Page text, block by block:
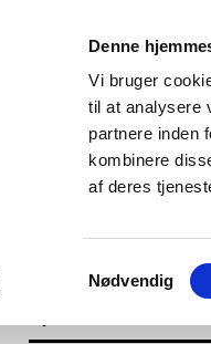
Denne
Vi bruger
til at analysere
partnere inden
kombinere
af deres
Samtykkevalg
Nødvendig
Godkendelse og